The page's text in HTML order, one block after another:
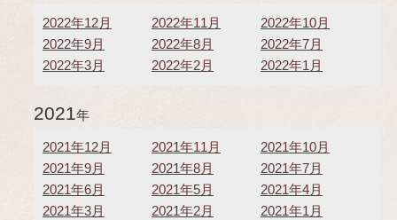
2022年12月 2022年11月
2022年10月
2022年9月
2022年8月
2022年7月
2022年3月
2022年2月 2022年1月
2021年
2021年12月 2021年11月
2021年10月
2021年9月
2021年8月
2021年7月
2021年6月
2021年5月
2021年4月
2021年3月
2021年2月 2021年1月